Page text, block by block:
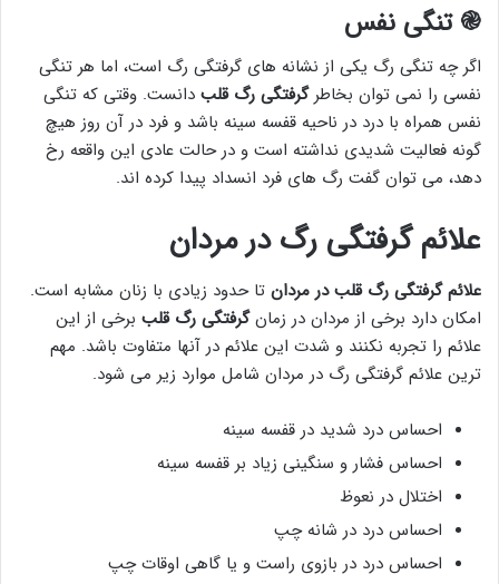
֎تنگی نفس
اگر چه تنگی رگ یکی از نشانه های گرفتگی رگ است، اما هر تنگی
نفسی را نمی توان بخاطرگرفتگی رگ قلب دانست. وقتی که تنگی
نفس همراه با درد در ناحیه قفسه سینه باشد و فرد در آن روز هیچ
گونه فعالیت شدیدی نداشته است و در حالت عادی این واقعه رخ
دهد، می توان گفت رگ های فرد انسداد پیدا کرده اند.
علائم گرفتگی رگ در مردان
علائم گرفتگی رگ قلب در مردان تا حدود زیادی با زنان مشابه است.
امکان دارد برخی از مردان در زمانگرفتگی رگ قلب برخی از این
علائم را تجربه نکنند و شدت این علائم در آنها متفاوت باشد. مهم
ترین علائم گرفتگی رگ در مردان شامل موارد زیر می شود.
احساس درد شدید در قفسه سینه
احساس فشار و سنگینی زیاد بر قفسه سینه
اختلال در نعوظ
احساس درد در شانه چپ
احساس درد در بازوی راست و یا گاهی اوقات چپ